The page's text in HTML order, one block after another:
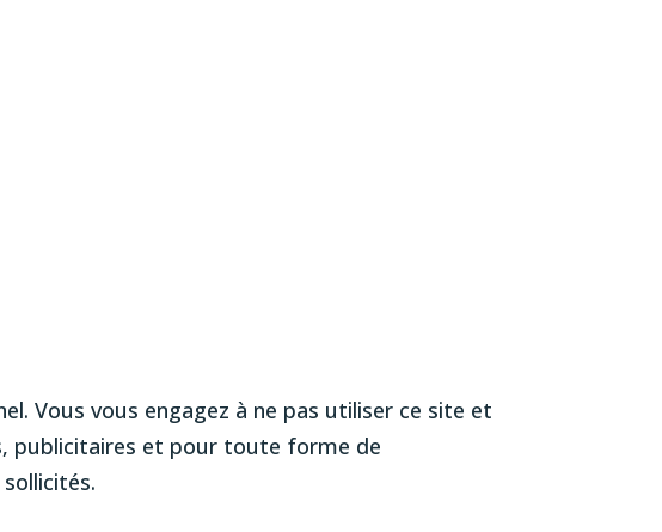
Vous vous engagez à ne pas utiliser ce site et
publicitaires et pour toute forme de